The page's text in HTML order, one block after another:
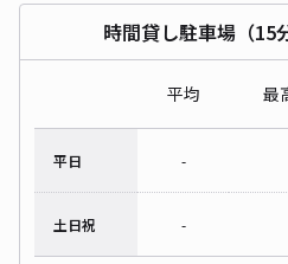
時間貸し駐車場（15
平均 最
平日 -
土日祝 -